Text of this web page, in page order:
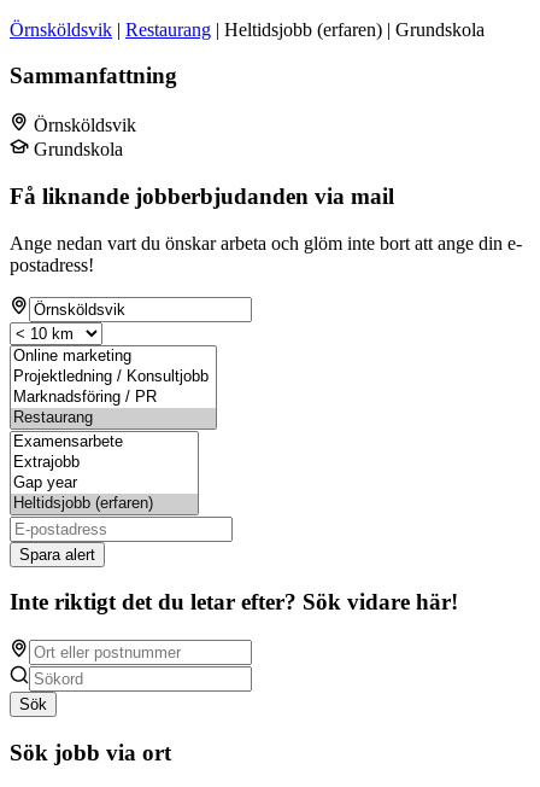
Örnsköldsvik | Restaurang | Heltidsjobb (erfaren) | Grundskola
Sammanfattning
Örnsköldsvik
Grundskola
Få liknande jobberbjudanden via mail
Ange nedan vart du önskar arbeta och glöm inte bort att ange din e-
postadress!
Spara alert
Inte riktigt det du letar efter? Sök vidare här!
Sök
Sök jobb via ort